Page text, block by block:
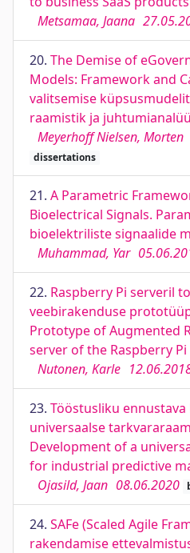
Metsamaa, Jaana
20. The Demise of
Models: Framework and
valitsemise
raamistik ja
Meyerhoff Nielsen, Morten
dissertations
21. A Parametric
Bioelectrical Signals.
bioelektriliste signaalide
Muhammad, Yar
22. Raspberry Pi serveril
veebirakenduse
Prototype of Augmented
server of the Raspberry Pi
Nutonen, Karle
23. Tööstusliku
universaalse
Development of a
for industrial predictive
Ojasild, Jaan 08.06.2020
24. SAFe (Scaled Agile
rakendamise